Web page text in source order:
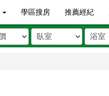
學區搜房 推薦經紀